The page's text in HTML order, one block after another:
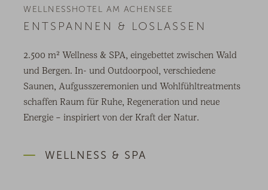
WELLNESSHOTEL AM ACHENSEE
ENTSPANNEN & LOSLASSEN
2.500 m² Wellness & SPA, eingebettet zwischen Wald
und Bergen. In- und Outdoorpool, verschiedene
Saunen, Aufgusszeremonien und Wohlfühltreatments
schaffen Raum für Ruhe, Regeneration und neue
Energie – inspiriert von der Kraft der Natur.
WELLNESS & SPA